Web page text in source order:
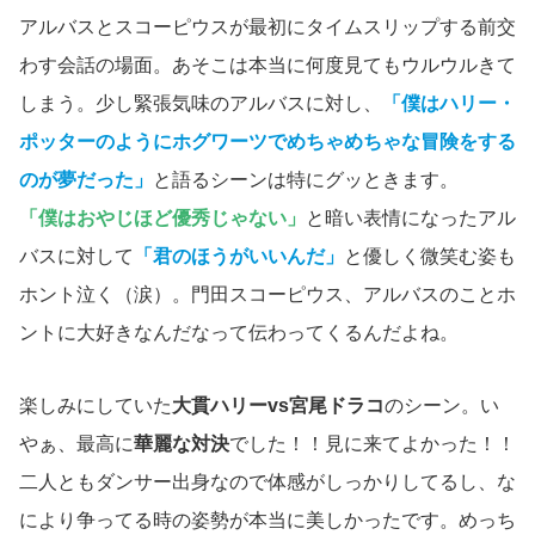
アルバスとスコーピウスが最初にタイムスリップする前交
わす会話の場面。あそこは本当に何度見てもウルウルきて
しまう。少し緊張気味のアルバスに対し、
「僕はハリー・
ポッターのようにホグワーツでめちゃめちゃな冒険をする
のが夢だった」 と語るシーンは特にグッときます。
「僕はおやじほど優秀じゃない」
と暗い表情になったアル
バスに対して
「君のほうがいいんだ」 と優しく微笑む姿も
ホント泣く（涙）。門田スコーピウス、アルバスのことホ
ントに大好きなんだなって伝わってくるんだよね。
楽しみにしていた大貫ハリーvs宮尾ドラコのシーン。い
やぁ、最高に華麗な対決でした！！見に来てよかった！！
二人ともダンサー出身なので体感がしっかりしてるし、な
により争ってる時の姿勢が本当に美しかったです。めっち